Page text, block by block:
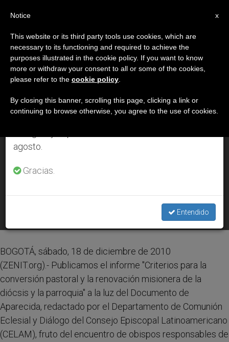
DÍA
Diciembre 18th, 2010
ÚLTIMAS NOTICIAS
Criterios para la conversión pastoral de una diócesis o
DEC 18, 2010 00:00
BOGOTÁ, sábado, 18 de diciembre de 2010
(ZENIT.org).- Publicamos el informe "Criterios para la
conversión pastoral y la renovación misionera de la
diócsis y la parroquia" a la luz del Documento de
Aparecida, redactado por el Departamento de Comunión
Eclesial y Diálogo del Consejo Episcopal Latinoamericano
(CELAM), fruto del encuentro de obispos responsables de
×
Aviso importante
Del 27 de julio al 7 de agosto haremos la pausa
anual, aprovechando que en el periodo de verano
se generan menos informaciones y también el
agosto.
Gracias.
Entendido
x
Notice
This website or its third party tools use cookies, which are
necessary to its functioning and required to achieve the
purposes illustrated in the cookie policy. If you want to know
more or withdraw your consent to all or some of the cookies,
please refer to the cookie policy
By closing this banner, scrolling this page, clicking a link or
continuing to browse otherwise, you agree to the use of cookies.